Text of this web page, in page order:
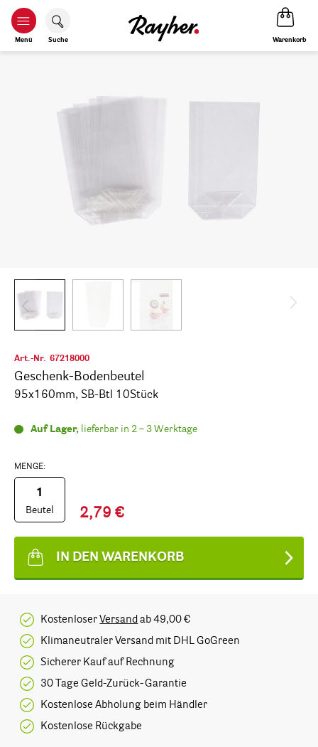
Menü Suche Warenkorb
Art.-Nr. 67218000
Geschenk-Bodenbeutel
95x160mm, SB-Btl 10Stück
Auf Lager, lieferbar in 2 – 3 Werktage
IN DEN WARENKORB
MENGE:
Beutel 2,79 €
KostenloserVersand ab 49,00 €
Klimaneutraler Versand mit DHL GoGreen
Sicherer Kauf auf Rechnung
30 Tage Geld-Zurück-Garantie
Kostenlose Abholung beim Händler
Kostenlose Rückgabe